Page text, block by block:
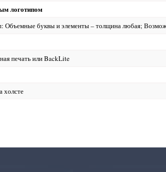
логотипом
Объемные буквы и элементы – толщина любая;
печать или BackLite
холсте